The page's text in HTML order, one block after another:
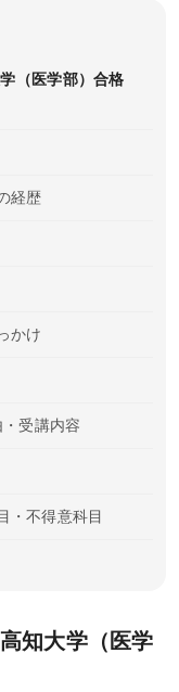
（医学部）合格
経歴
かけ
受講内容
・不得意科目
知大学（医学